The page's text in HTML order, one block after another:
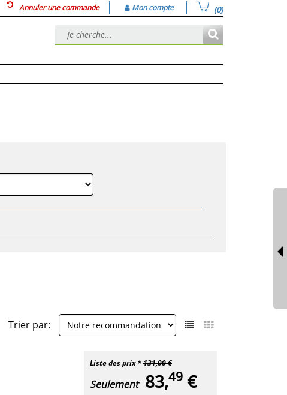
Annuler une commande Mon compte (0)
Trier par:
Liste des prix *131,00 €
Seulement 83,49 €